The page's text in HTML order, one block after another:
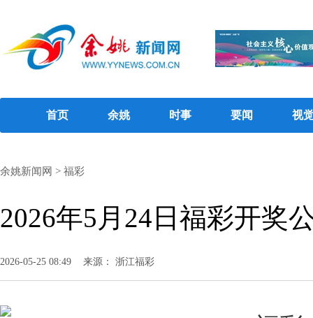
首页 余姚 时事 要闻 视
余姚新闻网 > 福彩
2026年5月24日福彩开奖
2026-05-25 08:49 来源： 浙江福彩